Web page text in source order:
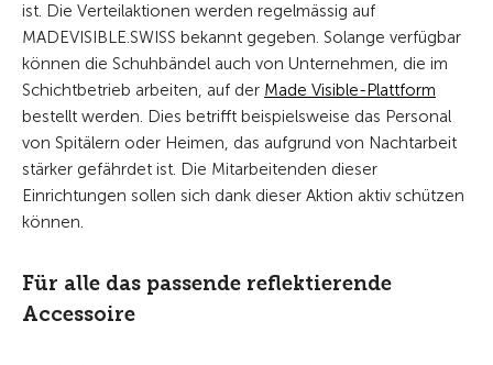
ist. Die Verteilaktionen werden regelmässig auf
MADEVISIBLE.SWISS bekannt gegeben. Solange verfügbar
können die Schuhbändel auch von Unternehmen, die im
Schichtbetrieb arbeiten, auf der Made Visible-Plattform
bestellt werden. Dies betrifft beispielsweise das Personal
von Spitälern oder Heimen, das aufgrund von Nachtarbeit
stärker gefährdet ist. Die Mitarbeitenden dieser
Einrichtungen sollen sich dank dieser Aktion aktiv schützen
können.
Für alle das passende reflektierende
Accessoire